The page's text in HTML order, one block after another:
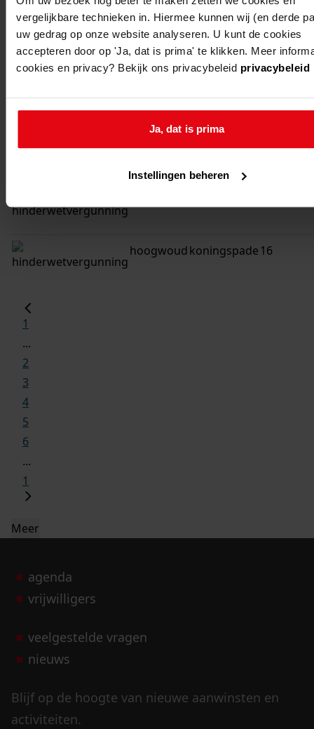
vergelijkbare technieken in. Hiermee kunnen wij (en derde
uw gedrag op onze website analyseren. U kunt de cookies
accepteren door op 'Ja, dat is prima' te klikken. Meer
cookies en privacy? Bekijk ons privacybeleid privacybeleid
Ja, dat is prima
Instellingen beheren
plaats straat
hoogwoudkoningspade31a
hoogwoudkoningspade25
hoogwoudkoningspade 16
1
...
2
3
4
5
6
...
1
Meer
agenda
vrijwilligers
veelgestelde vragen
nieuws
Blijf op de hoogte van nieuwe aanwinsten en
activiteiten.